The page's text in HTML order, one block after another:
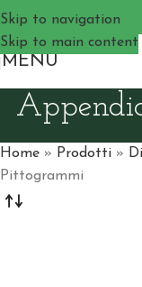
Skip to navigation
Skip to main content
MENU
Home » Prodotti »
Pittogrammi